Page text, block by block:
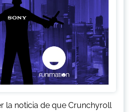
la noticia de que Crunchyroll